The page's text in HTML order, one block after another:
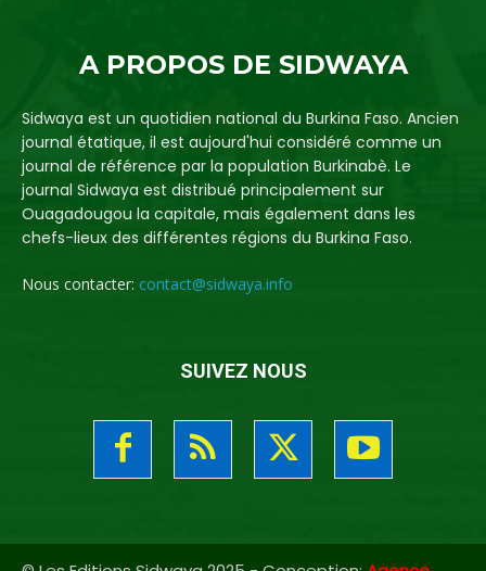
A PROPOS DE SIDWAYA
Sidwaya est un quotidien national du Burkina Faso. Ancien
journal étatique, il est aujourd'hui considéré comme un
journal de référence par la population Burkinabè. Le
journal Sidwaya est distribué principalement sur
Ouagadougou la capitale, mais également dans les
chefs-lieux des différentes régions du Burkina Faso.
Nous contacter: contact@sidwaya.info
SUIVEZ NOUS